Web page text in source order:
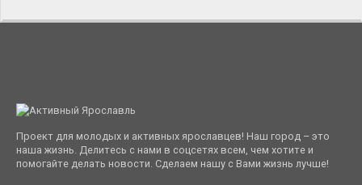
Проект для молодых и активных ярославцев! Наш город – это
наша жизнь. Делитесь с нами в соцсетях всем, чем хотите и
помогайте делать новости. Сделаем нашу с Вами жизнь лучше!